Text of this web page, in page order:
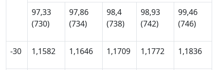
97,33
(730)
97,86
(734)
98,4
(738)
98,93
(742)
99,46
(746)
-30 1,1582 1,1646 1,1709 1,1772 1,1836